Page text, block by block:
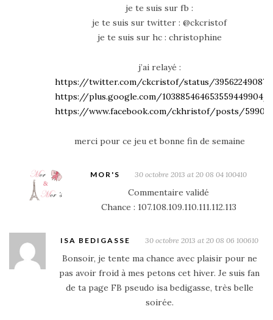
je te suis sur fb :
je te suis sur twitter : @ckcristof
je te suis sur hc : christophine
j’ai relayé :
https://twitter.com/ckcristof/status/
https://plus.google.com/
https://www.facebook.com/ckhristof/posts/
merci pour ce jeu et bonne fin de semaine
MOR'S 30 octobre 2013 at 20 08 04 100410
Commentaire validé
Chance : 107.108.109.110.111.112.113
ISA BEDIGASSE 30 octobre 2013 at 20 08 06 100610
Bonsoir, je tente ma chance avec plaisir pour ne
pas avoir froid à mes petons cet hiver. Je suis fan
de ta page FB pseudo isa bedigasse, très belle
soirée.